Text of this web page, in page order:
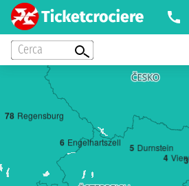
Cerca
3
4
5 Durnstein
6 Engelhartszell
78 Regensburg